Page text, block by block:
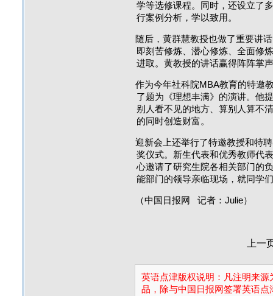
学等选修课程。同时，还设立了
行案例分析，学以致用。
随后，黄群慧教授也做了重要讲
即刻苦修炼、潜心修炼、全面修
进取。黄教授的讲话赢得阵阵掌
作为今年社科院MBA教育的特邀
了题为《理想丰满》的演讲。他
别人看不见的地方、算别人算不
的同时创造财富。
迎新会上还举行了特邀教授和特
奖仪式。新生代表和优秀教师代
心邀请了研究生院各相关部门的
能部门的领导亲临现场，就同学
（中国日报网 记者：Julie）
上一
英语点津版权说明：凡注明来源
品，除与中国日报网签署英语